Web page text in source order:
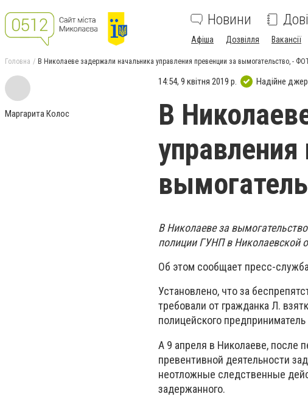
Новини
Афіша Дозвілля Вакансії
Головна В Николаеве задержали начальника управления превенции за вымогательство, -
Маргарита Колос
14:54, 9 квітня 2019 р. Надійне
В
В Николаеве за
полиции ГУНП в Николаевской
Об этом сообщает пресс-служба
Установлено, что за
требовали от гражданка Л.
полицейского
А 9 апреля в Николаеве, после
превентивной деятельности
неотложные следственные
задержанного.